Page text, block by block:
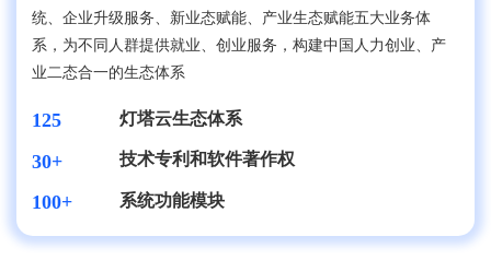
统、企业升级服务、新业态赋能、产业生态赋能五大业务体
系，为不同人群提供就业、创业服务，构建中国人力创业、产
业二态合一的生态体系
125 灯塔云生态体系
30+ 技术专利和软件著作权
100+ 系统功能模块